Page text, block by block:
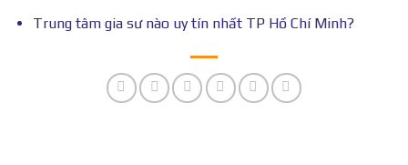
Trung tâm gia sư nào uy tín nhất TP Hồ Chí Minh?